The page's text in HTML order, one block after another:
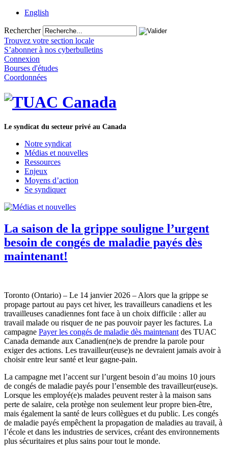
English
Rechercher
Trouvez votre section locale
S’abonner à nos cyberbulletins
Connexion
Bourses d'études
Coordonnées
Le syndicat du secteur privé au Canada
Notre syndicat
Médias et nouvelles
Ressources
Enjeux
Moyens d’action
Se syndiquer
La saison de la grippe souligne l’urgent
besoin de congés de maladie payés dès
maintenant!
Toronto (Ontario) – Le 14 janvier 2026 – Alors que la grippe se
propage partout au pays cet hiver, les travailleurs canadiens et les
travailleuses canadiennes font face à un choix difficile : aller au
travail malade ou risquer de ne pas pouvoir payer les factures. La
campagne Payer les congés de maladie dès maintenant des TUAC
Canada demande aux Canadien(ne)s de prendre la parole pour
exiger des actions. Les travailleur(euse)s ne devraient jamais avoir à
choisir entre leur santé et leur gagne-pain.
La campagne met l’accent sur l’urgent besoin d’au moins 10 jours
de congés de maladie payés pour l’ensemble des travailleur(euse)s.
Lorsque les employé(e)s malades peuvent rester à la maison sans
perte de salaire, cela protège non seulement leur propre bien-être,
mais également la santé de leurs collègues et du public. Les congés
de maladie payés empêchent la propagation de maladies au travail, à
l’école et dans les industries de services, créant des environnements
plus sécuritaires et plus sains pour tout le monde.